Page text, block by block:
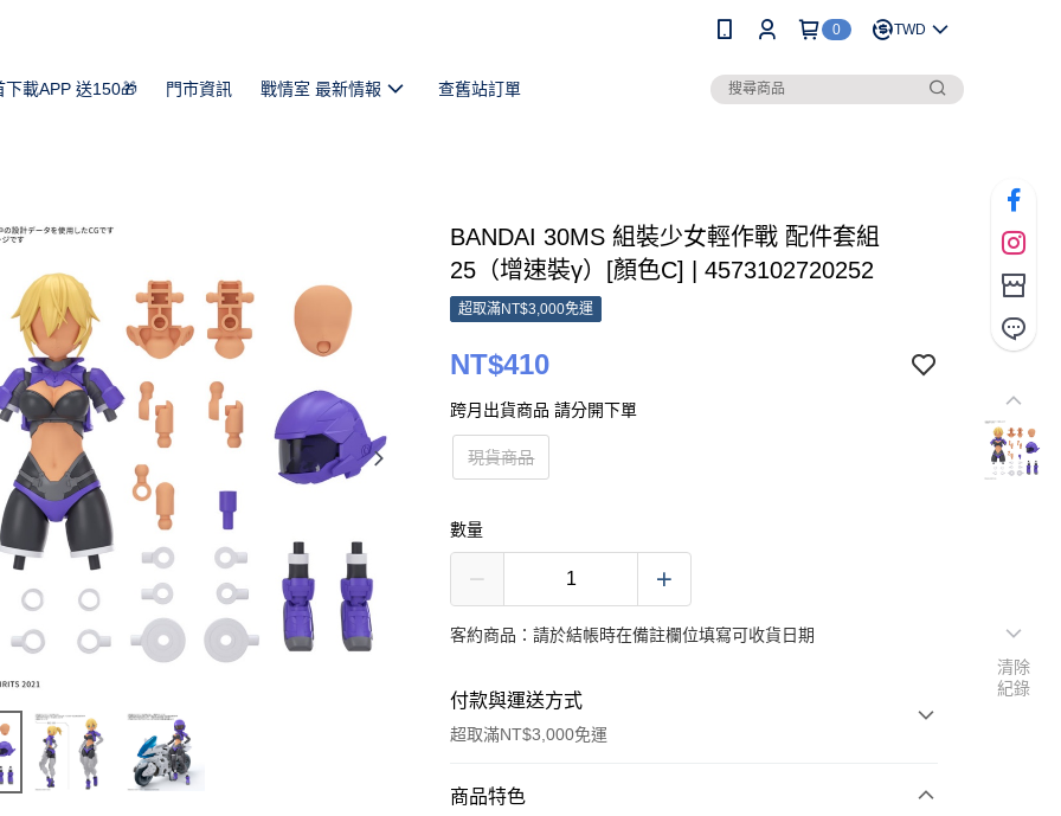
0 TWD
下載APP 送150🎁 門市資訊 戰情室 最新情報 查舊站訂單
BANDAI 30MS 組裝少女輕作戰 配件套組
25（增速裝γ）[顏色C] | 4573102720252
超取滿NT$3,000免運
NT$410
跨月出貨商品 請分開下單
現貨商品
數量
客約商品：請於結帳時在備註欄位填寫可收貨日期
付款與運送方式
超取滿NT$3,000免運
付款方式
商品特色
清除
紀錄